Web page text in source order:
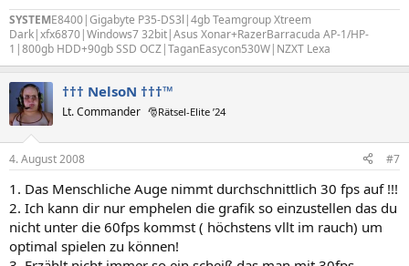
SYSTEME8400|Gigabyte P35-DS3l|4gb Teamgroup Xtreem
Dark|xfx6870|Windows7 32bit|Asus Xonar+RazerBarracuda AP-1/HP-
1|800gb HDD+90gb SSD OCZ|TaganEasycon530W|NZXT Lexa
††† NelsoN †††™
Lt. Commander 🎅Rätsel-Elite ’24
4. August 2008 #7
1. Das Menschliche Auge nimmt durchschnittlich 30 fps auf !!!
2. Ich kann dir nur emphelen die grafik so einzustellen das du
nicht unter die 60fps kommst ( höchstens vllt im rauch) um
optimal spielen zu können!